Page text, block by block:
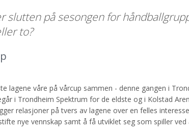
slutten på sesongen for
to?
lagene våre på vårcup sammen - denne gangen i
i Trondheim Spektrum for de eldste og i Kolstad
relasjoner på tvers av lagene over en felles
nye vennskap samt å få utviklet seg som spiller